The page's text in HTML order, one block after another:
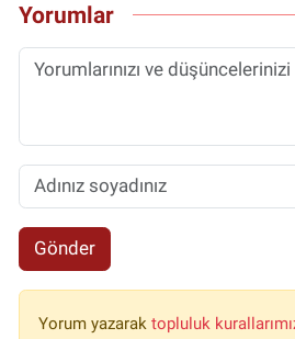
Yorumlar
Gönder
Yorum yazarak topluluk